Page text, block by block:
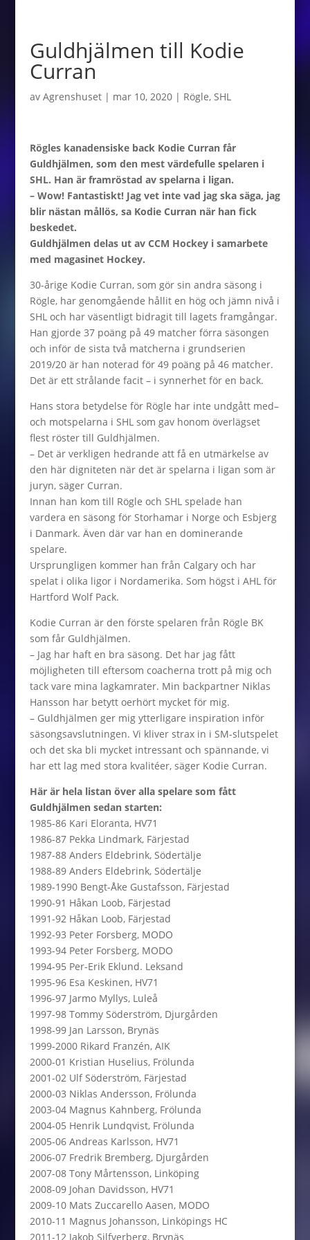
Guldhjälmen till Kodie
Curran
av Agrenshuset| mar 10, 2020| Rögle, SHL
Rögles kanadensiske back Kodie Curran får
Guldhjälmen, som den mest värdefulle spelaren i
SHL. Han är framröstad av spelarna i ligan.
– Wow! Fantastiskt! Jag vet inte vad jag ska säga, jag
blir nästan mållös, sa Kodie Curran när han fick
beskedet.
Guldhjälmen delas ut av CCM Hockey i samarbete
med magasinet Hockey.
30-årige Kodie Curran, som gör sin andra säsong i
Rögle, har genomgående hållit en hög och jämn nivå i
SHL och har väsentligt bidragit till lagets framgångar.
Han gjorde 37 poäng på 49 matcher förra säsongen
och inför de sista två matcherna i grundserien
2019/20 är han noterad för 49 poäng på 46 matcher.
Det är ett strålande facit – i synnerhet för en back.
Hans stora betydelse för Rögle har inte undgått med–
och motspelarna i SHL som gav honom överlägset
flest röster till Guldhjälmen.
– Det är verkligen hedrande att få en utmärkelse av
den här digniteten när det är spelarna i ligan som är
juryn, säger Curran.
Innan han kom till Rögle och SHL spelade han
vardera en säsong för Storhamar i Norge och Esbjerg
i Danmark. Även där var han en dominerande
spelare.
Ursprungligen kommer han från Calgary och har
spelat i olika ligor i Nordamerika. Som högst i AHL för
Hartford Wolf Pack.
Kodie Curran är den förste spelaren från Rögle BK
som får Guldhjälmen.
– Jag har haft en bra säsong. Det har jag fått
möjligheten till eftersom coacherna trott på mig och
tack vare mina lagkamrater. Min backpartner Niklas
Hansson har betytt oerhört mycket för mig.
– Guldhjälmen ger mig ytterligare inspiration inför
säsongsavslutningen. Vi kliver strax in i SM-slutspelet
och det ska bli mycket intressant och spännande, vi
har ett lag med stora kvalitéer, säger Kodie Curran.
Här är hela listan över alla spelare som fått
Guldhjälmen sedan starten:
1985-86 Kari Eloranta, HV71
1986-87 Pekka Lindmark, Färjestad
1987-88 Anders Eldebrink, Södertälje
1988-89 Anders Eldebrink, Södertälje
1989-1990 Bengt-Åke Gustafsson, Färjestad
1990-91 Håkan Loob, Färjestad
1991-92 Håkan Loob, Färjestad
1992-93 Peter Forsberg, MODO
1993-94 Peter Forsberg, MODO
1994-95 Per-Erik Eklund. Leksand
1995-96 Esa Keskinen, HV71
1996-97 Jarmo Myllys, Luleå
1997-98 Tommy Söderström, Djurgården
1998-99 Jan Larsson, Brynäs
1999-2000 Rikard Franzén, AIK
2000-01 Kristian Huselius, Frölunda
2001-02 Ulf Söderström, Färjestad
2000-03 Niklas Andersson, Frölunda
2003-04 Magnus Kahnberg, Frölunda
2004-05 Henrik Lundqvist, Frölunda
2005-06 Andreas Karlsson, HV71
2006-07 Fredrik Bremberg, Djurgården
2007-08 Tony Mårtensson, Linköping
2008-09 Johan Davidsson, HV71
2009-10 Mats Zuccarello Aasen, MODO
2010-11 Magnus Johansson, Linköpings HC
2011-12 Jakob Silfverberg, Brynäs